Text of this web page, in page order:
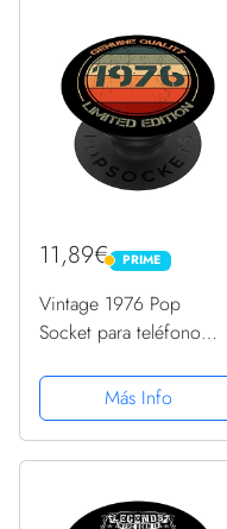
11,89€ PRIME
PRIME
Vintage 1976 Pop
Socket para teléfono
cumpleaños PopSockets
PopGrip Intercambiable
Más Info